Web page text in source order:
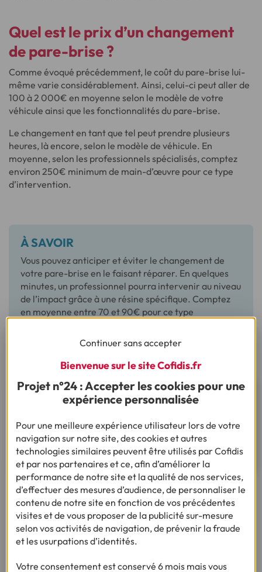
Quel est le prix d’un changement
de pare-brise ?
Comme évoqué précédemment, le coût du pare-brise lui-
même varie considérablement. Ainsi, celui-ci peut aller de
100 à 2 000€ en moyenne selon le modèle de votre
véhicule ainsi que les fonctionnalités du pare-brise.
Le changement en tant que tel peut prendre plusieurs
heures, là encore, selon le modèle de véhicule. En
moyenne, selon les professionnels spécialisés, comptez
environ 250€ minimum de main-d’œuvre pour ce type
d’intervention.
À SAVOIR
Vous pouvez anticiper et éviter le changement de
votre pare-brise en le faisant réparer. En quelques
minutes, un professionnel pourra intervenir au niveau
de l’impact grâce à une résine spécifique. Comptez
en moyenne entre 70 et 90€ pour ce type
Besoin d'un financement pour
Découvrez notre offre de prêt auto
Ça pourrait vous intéresser
Continuer sans accepter
Bienvenue sur le site Cofidis.fr
Projet n°24 : Accepter les cookies pour une
expérience personnalisée
Pour une meilleure expérience utilisateur lors de votre
navigation sur notre site, des cookies et autres
technologies similaires peuvent être utilisés par Cofidis
et par nos partenaires et ce, afin d’améliorer la
performance de notre site et la qualité de nos services,
d’effectuer des mesures d’audience, de personnaliser le
contenu de notre site en fonction de vos précédentes
visites et de vous proposer de la publicité sur-mesure
selon vos activités de navigation, de prévenir la fraude
et les usurpations d’identités.
Votre consentement est conservé 6 mois mais vous